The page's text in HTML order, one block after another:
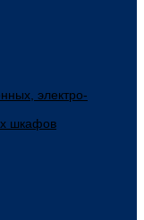
электро-
шкафов